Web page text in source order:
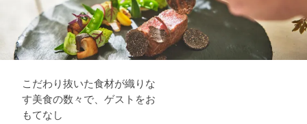
こだわり抜いた食材が織りな
す美食の数々で、ゲストをお
もてなし